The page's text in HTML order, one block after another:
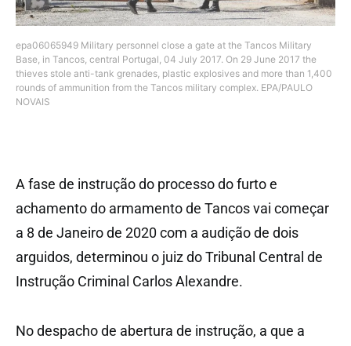
epa06065949 Military personnel close a gate at the Tancos Military
Base, in Tancos, central Portugal, 04 July 2017. On 29 June 2017 the
thieves stole anti-tank grenades, plastic explosives and more than 1,400
rounds of ammunition from the Tancos military complex. EPA/PAULO
NOVAIS
A fase de instrução do processo do furto e
achamento do armamento de Tancos vai começar
a 8 de Janeiro de 2020 com a audição de dois
arguidos, determinou o juiz do Tribunal Central de
Instrução Criminal Carlos Alexandre.
No despacho de abertura de instrução, a que a